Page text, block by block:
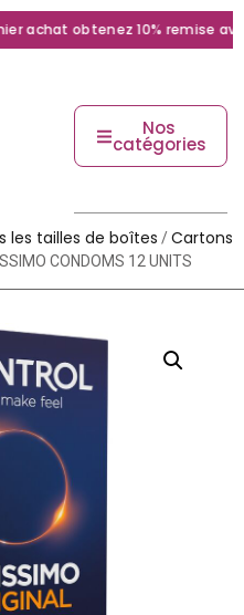
achat obtenez 10% remise avec
Nos
catégories
les tailles de boîtes /Cartons
CONDOMS 12 UNITS